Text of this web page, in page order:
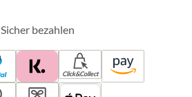
Sicher bezahlen
Click&Collect